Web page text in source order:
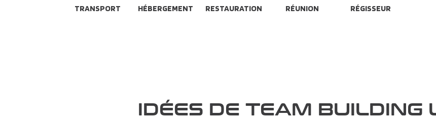
TRANSPORT HÉBERGEMENT RESTAURATION RÉUNION RÉGISSEUR
IDÉES DE TEAM BUILDING